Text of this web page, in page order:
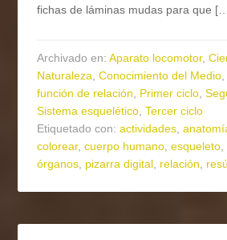
fichas de láminas mudas para que
Archivado en:Aparato locomotor,
Naturaleza,Conocimiento del Medio,
función de relación, Primer ciclo,
Sistema esquelético,Tercer ciclo
Etiquetado con:actividades,
colorear,cuerpo humano,esqueleto,
órganos, pizarra digital, relación,